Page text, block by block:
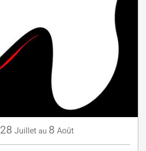
28 Juillet au 8 Août